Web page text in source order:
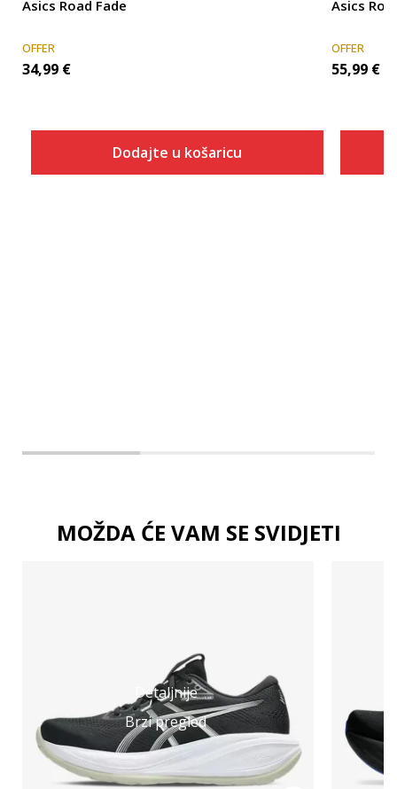
Asics Road Fade
OFFER
34,99 €
Dodajte u košaricu
Asics
OFFER
55,99 €
MOŽDA ĆE VAM SE SVIDJETI
Detaljnije
Brzi pregled